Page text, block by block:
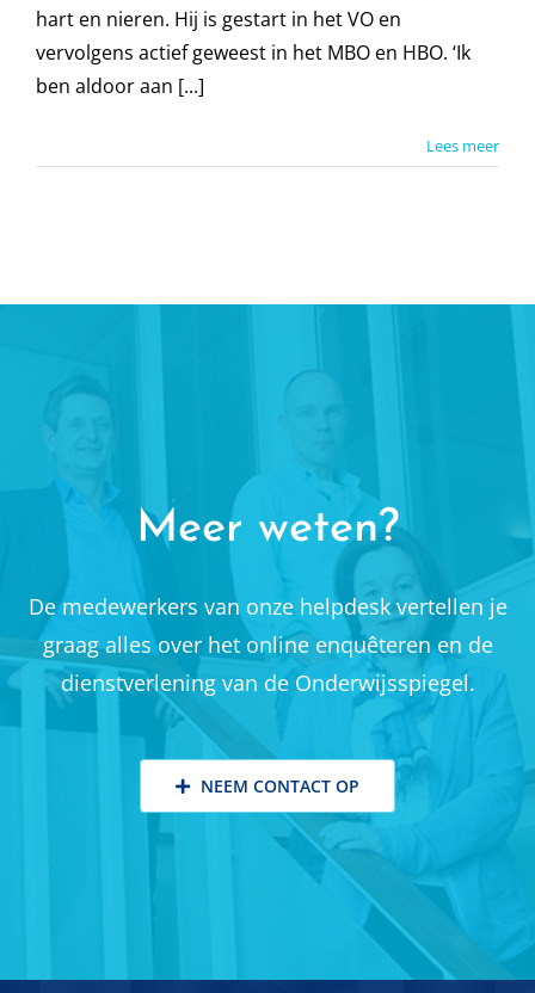
hart en nieren. Hij is gestart in het VO en
vervolgens actief geweest in het MBO en HBO. ‘Ik
ben aldoor aan [...]
Lees meer
Meer weten?
De medewerkers van onze helpdesk vertellen je
graag alles over het online enquêteren en de
dienstverlening van de Onderwijsspiegel.
NEEM CONTACT OP